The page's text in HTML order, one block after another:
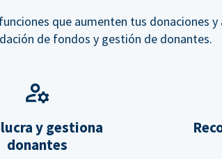
que aumenten tus donaciones
de fondos y gestión de donantes.
y gestiona
donantes